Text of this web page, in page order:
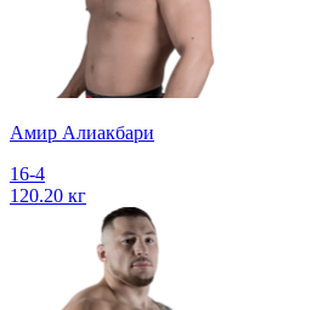
Амир Алиакбари
16-4
120.20 кг